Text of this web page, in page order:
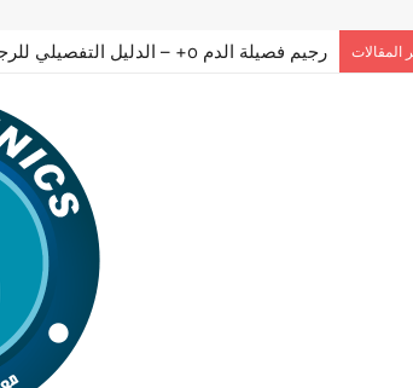
المقالات تجربتي مع الرجيم الكيميائي